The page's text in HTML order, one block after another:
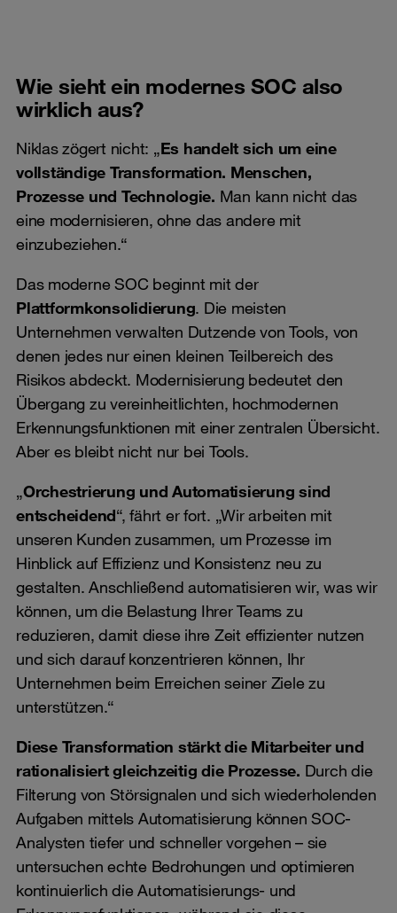
Wie sieht ein modernes SOC also
wirklich aus?
Niklas zögert nicht: „Es handelt sich um eine
vollständige Transformation. Menschen,
Prozesse und Technologie. Man kann nicht das
eine modernisieren, ohne das andere mit
einzubeziehen.“
Das moderne SOC beginnt mit der
Plattformkonsolidierung. Die meisten
Unternehmen verwalten Dutzende von Tools, von
denen jedes nur einen kleinen Teilbereich des
Risikos abdeckt. Modernisierung bedeutet den
Übergang zu vereinheitlichten, hochmodernen
Erkennungsfunktionen mit einer zentralen Übersicht.
Aber es bleibt nicht nur bei Tools.
„Orchestrierung und Automatisierung sind
entscheidend“, fährt er fort. „Wir arbeiten mit
unseren Kunden zusammen, um Prozesse im
Hinblick auf Effizienz und Konsistenz neu zu
gestalten. Anschließend automatisieren wir, was wir
können, um die Belastung Ihrer Teams zu
reduzieren, damit diese ihre Zeit effizienter nutzen
und sich darauf konzentrieren können, Ihr
Unternehmen beim Erreichen seiner Ziele zu
unterstützen.“
Diese Transformation stärkt die Mitarbeiter und
rationalisiert gleichzeitig die Prozesse. Durch die
Filterung von Störsignalen und sich wiederholenden
Aufgaben mittels Automatisierung können SOC-
Analysten tiefer und schneller vorgehen – sie
untersuchen echte Bedrohungen und optimieren
kontinuierlich die Automatisierungs- und